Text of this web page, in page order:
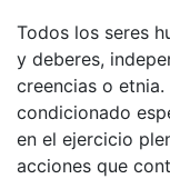
Todos los seres
y deberes,
creencias o
condicionado
en el ejercicio
acciones que